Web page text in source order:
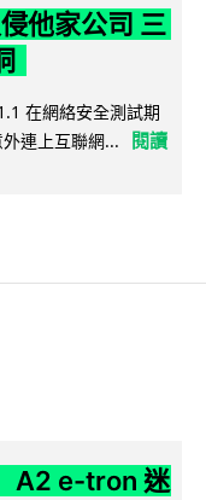
他家公司 三
在網絡安全測試期
連上互聯網...
閱讀
A2 e-tron 迷